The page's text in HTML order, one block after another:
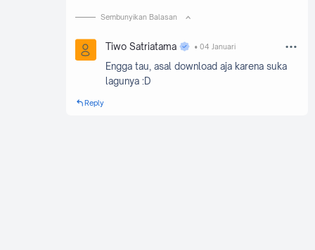
Sembunyikan Balasan
Tiwo Satriatama 04 Januari
Engga tau, asal download aja karena suka
lagunya :D
Reply